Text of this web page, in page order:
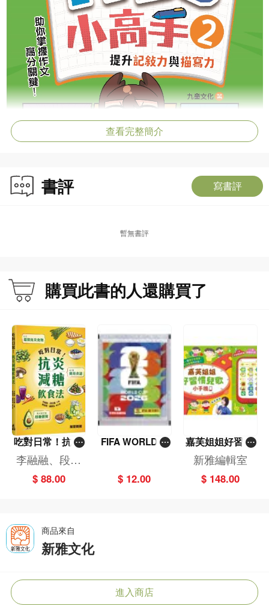
查看完整簡介
書評 寫書評
暫無書評
購買此書的人還購買了
吃對日常！抗炎
減糖飲食法
李融融、段佳
麗,黃梨煜、顧
凱辰
$ 88.00
FIFA WORLD C
包）
$ 12.00
嘉芙姐姐好習慣
兒歌小手機
新雅編輯室
$ 148.00
商品來自
新雅文化
進入商店